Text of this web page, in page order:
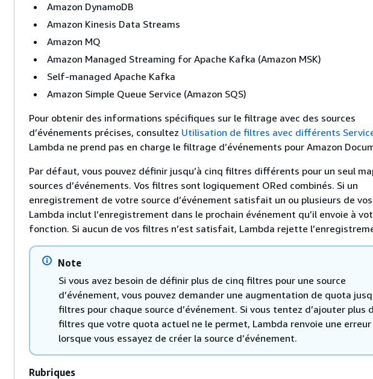
Amazon DynamoDB
Amazon Kinesis Data Streams
Amazon MQ
Amazon Managed Streaming for Apache Kafka (Amazon MSK)
Self-managed Apache Kafka
Amazon Simple Queue Service (Amazon SQS)
Pour obtenir des informations spécifiques sur le filtrage avec des sources
d’événements précises, consultez Utilisation de filtres avec différents
Lambda ne prend pas en charge le filtrage d’événements pour Amazon
Par défaut, vous pouvez définir jusqu’à cinq filtres différents pour un seul
sources d’événements. Vos filtres sont logiquement ORed combinés. Si un
enregistrement de votre source d’événement satisfait un ou plusieurs de
Lambda inclut l’enregistrement dans le prochain événement qu’il envoie à
fonction. Si aucun de vos filtres n’est satisfait, Lambda rejette
Note
Si vous avez besoin de définir plus de cinq filtres pour une source
d’événement, vous pouvez demander une augmentation de quota
filtres pour chaque source d’événement. Si vous tentez d’ajouter plus
filtres que votre quota actuel ne le permet, Lambda renvoie une erreur
lorsque vous essayez de créer la source d’événement.
Rubriques